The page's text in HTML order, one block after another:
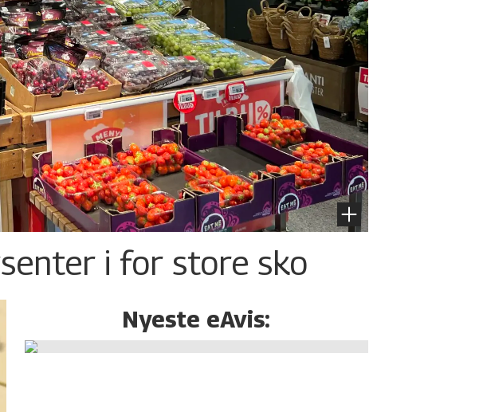
i for store sko
Nyeste eAvis: